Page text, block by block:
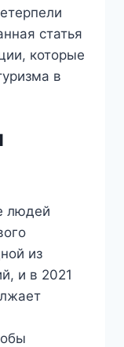
статья
которые
в
людей
из
и в 2021